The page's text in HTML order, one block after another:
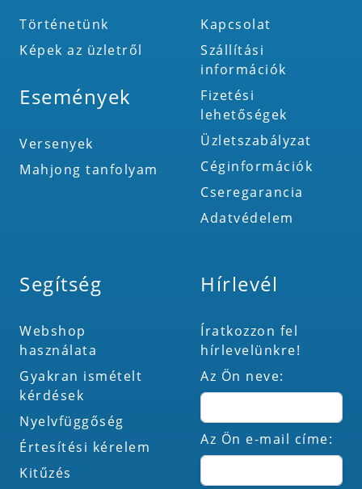
Történetünk
Képek az üzletről
Események
Versenyek
Mahjong tanfolyam
Kapcsolat
Szállítási
információk
Fizetési
lehetőségek
Üzletszabályzat
Céginformációk
Cseregarancia
Adatvédelem
Segítség
Webshop
használata
Gyakran ismételt
kérdések
Nyelvfüggőség
Értesítési kérelem
Kitűzés
Hírlevél
Íratkozzon fel
hírlevelünkre!
Az Ön neve:
Az Ön e-mail címe: